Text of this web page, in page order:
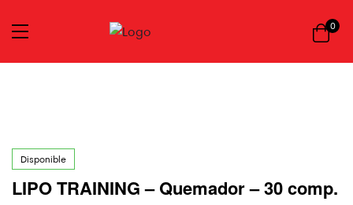
0
Disponible
LIPO TRAINING – Quemador – 30 comp.